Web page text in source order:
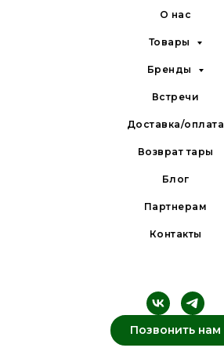
О нас
Товары
Бренды
Встречи
Доставка/оплата
Возврат тары
Блог
Партнерам
Контакты
Позвонить нам